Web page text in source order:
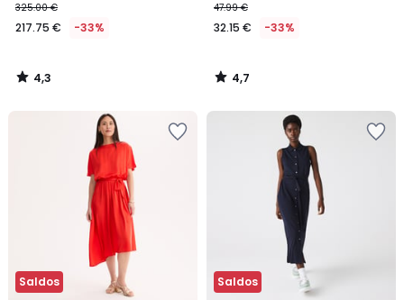
325.00 €
217.75 € -33%
4,3
/
47.99 €
32.15 € -33%
4,7
/
Saldos Saldos